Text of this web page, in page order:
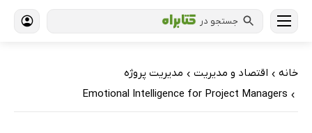
جستجو در
خانه › اقتصاد و مدیریت › مدیریت پروژه
›
Emotional Intelligence for Project Managers